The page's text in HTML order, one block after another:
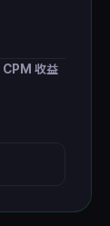
CPM 收益